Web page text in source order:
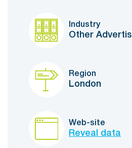
Industry
Other
Region
London
Web-site
Reveal data